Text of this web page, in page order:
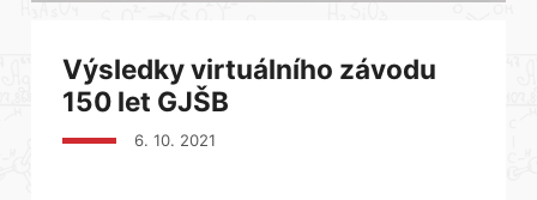
Výsledky virtuálního závodu
150 let GJŠB
6. 10. 2021